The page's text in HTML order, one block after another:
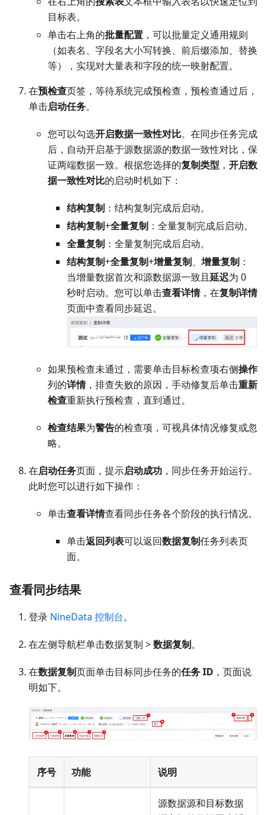
目标表。
单击右上角的批量配置 ，可以批量定义通用规则
（如表名、字段名大小写转换、前后缀添加、替换
等），实现对大量表和字段的统一映射配置。
在预检查页签，等待系统完成预检查，预检查通过后，
单击启动任务。
您可以勾选开启数据一致性对比。在同步任务完成
后，自动开启基于源数据源的数据一致性对比，保
证两端数据一致。根据您选择的复制类型 ， 开启数
据一致性对比的启动时机如下：
结构复制 ：结构复制完成后启动。
结构复制+全量复制 ：全量复制完成后启动。
全量复制 ：全量复制完成后启动。
结构复制+全量复制+增量复制、 增量复制 ：
当增量数据首次和源数据源一致且延迟为 0
秒时启动。您可以单击查看详情，在复制详情
页面中查看同步延迟。
如果预检查未通过，需要单击目标检查项右侧操作
列的详情，排查失败的原因，手动修复后单击重新
检查重新执行预检查，直到通过。
检查结果为警告的检查项，可视具体情况修复或忽
略。
在启动任务页面，提示启动成功 ，同步任务开始运行。
此时您可以进行如下操作：
单击查看详情查看同步任务各个阶段的执行情况。
单击返回列表可以返回数据复制任务列表页
面。
查看同步结果
登录 NineData 控制台。
在左侧导航栏单击数据复制 >数据复制。
在数据复制页面单击目标同步任务的任务 ID ，页面说
明如下。
序号 功能 说明
源数据源和目标数据